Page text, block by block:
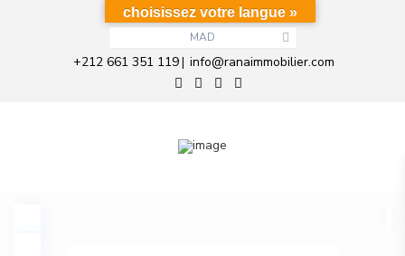
MAD
+212 661 351 119| info@ranaimmobilier.com
choisissez votre langue »